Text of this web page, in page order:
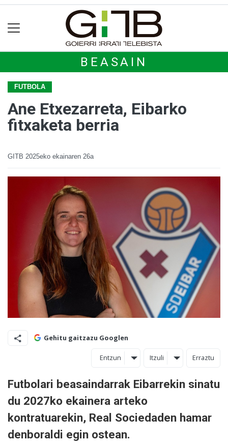
BEASAIN
FUTBOLA
Ane Etxezarreta, Eibarko
fitxaketa berria
GITB 2025eko ekainaren 26a
Gehitu gaitzazu Googlen
Entzun Itzuli Erraztu
Futbolari beasaindarrak Eibarrekin sinatu
du 2027ko ekainera arteko
kontratuarekin, Real Sociedaden hamar
denboraldi egin ostean.